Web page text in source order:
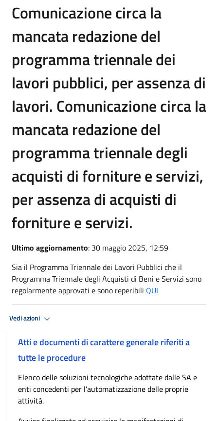
Comunicazione circa la
mancata redazione del
programma triennale dei
lavori pubblici, per assenza di
lavori. Comunicazione circa la
mancata redazione del
programma triennale degli
acquisti di forniture e servizi,
per assenza di acquisti di
forniture e servizi.
Ultimo aggiornamento: 30 maggio 2025, 12:59
Sia il Programma Triennale dei Lavori Pubblici che il
Programma Triennale degli Acquisti di Beni e Servizi sono
regolarmente approvati e sono reperibili QUI
Vedi azioni
Atti e documenti di carattere generale riferiti a
tutte le procedure
Elenco delle soluzioni tecnologiche adottate dalle SA e
enti concedenti per l’automatizzazione delle proprie
attività.